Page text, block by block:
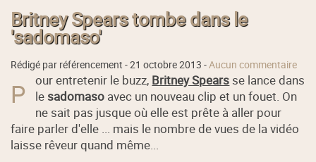
Britney Spears tombe dans le
'sadomaso'
Rédigé par référencement -21 octobre 2013 -Aucun commentaire
P our entretenir le buzz, Britney Spears se lance dans
le sadomaso avec un nouveau clip et un fouet. On
ne sait pas jusque où elle est prête à aller pour
faire parler d'elle ... mais le nombre de vues de la vidéo
laisse rêveur quand même...